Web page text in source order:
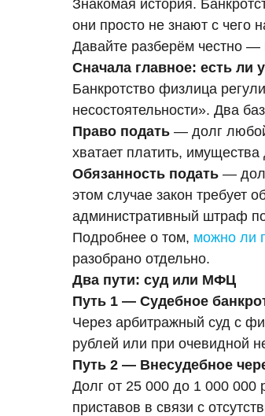
Знакомая история.
они просто не знают с чего
Давайте разберём честно
Сначала главное: есть ли
Банкротство физлица
несостоятельности». Два
Право подать — долг
хватает платить,
Обязанность подать —
этом случае закон требует
административный штраф
Подробнее о том, можно ли
разобрано отдельно.
Два пути: суд или МФЦ
Путь 1 — Судебное
Через арбитражный суд с
рублей или при очевидной
Путь 2 — Внесудебное
Долг от 25 000 до 1 000 000
приставов в связи с